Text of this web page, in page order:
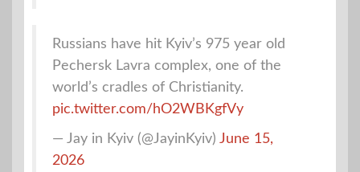
Russians have hit Kyiv’s 975 year old
Pechersk Lavra complex, one of the
world’s cradles of Christianity.
pic.twitter.com/hO2WBKgfVy
— Jay in Kyiv (@JayinKyiv) June 15,
2026